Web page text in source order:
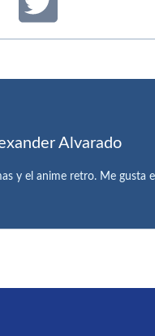
Alvarado
y el anime retro. Me gusta